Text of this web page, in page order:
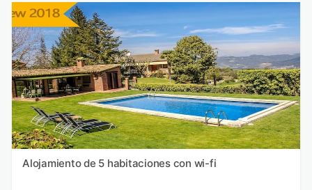
Alojamiento de 5 habitaciones con wi-fi